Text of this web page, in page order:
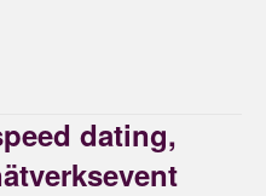
dating,